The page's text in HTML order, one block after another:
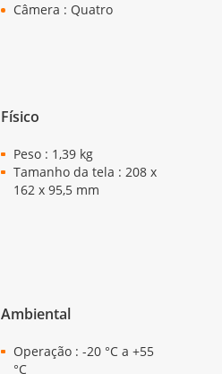
Câmera : Quatro
Físico
Peso : 1,39 kg
Tamanho da tela : 208 x
162 x 95,5 mm
Ambiental
Operação : -20 °C a +55
°C